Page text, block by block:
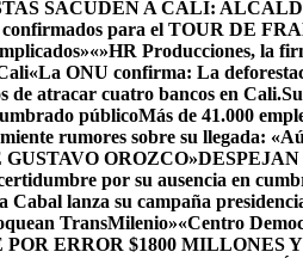
SACUDEN A CALI:
confirmados para el TOUR DE
«»HR Producciones, la
«La ONU confirma: La
de atracar cuatro bancos en Cali.
públicoMás de 41.000
rumores sobre su llegada:
OROZCO»
por su ausencia en
Cabal lanza su campaña
TransMilenio»«Centro
ERROR $1800 MILLONES